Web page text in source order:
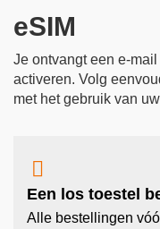
eSIM
Je ontvangt een e-
activeren. Volg
met het gebruik van

Een los toestel
Alle bestellingen